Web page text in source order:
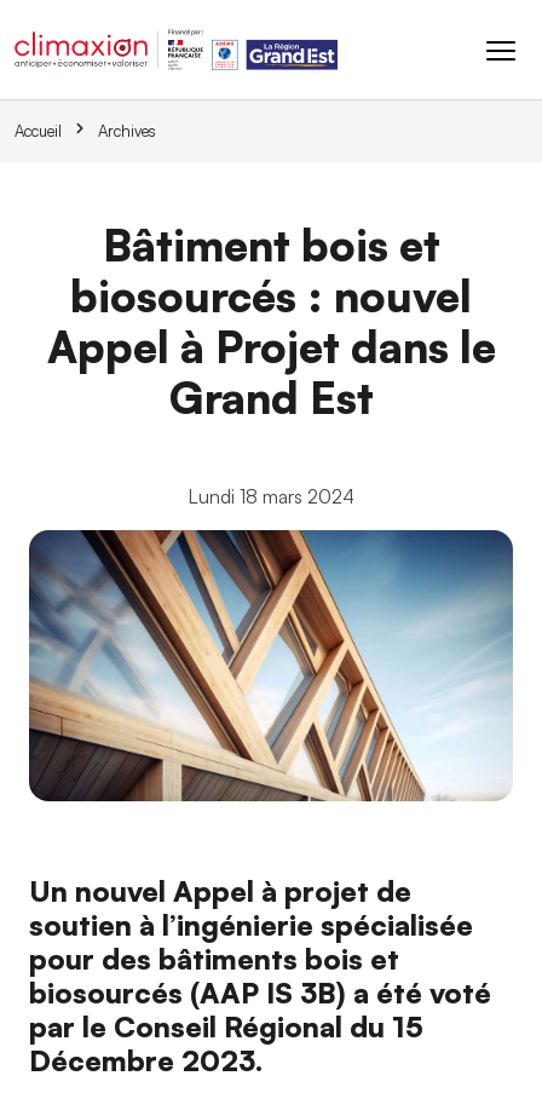
Accueil Archives
Bâtiment bois et
biosourcés : nouvel
Appel à Projet dans le
Grand Est
Lundi 18 mars 2024
Un nouvel Appel à projet de
soutien à l’ingénierie spécialisée
pour des bâtiments bois et
biosourcés (AAP IS 3B) a été voté
par le Conseil Régional du 15
Décembre 2023.